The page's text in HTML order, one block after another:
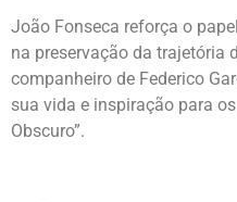
João Fonseca reforça o
na preservação da trajetória
companheiro de Federico
sua vida e inspiração para
Obscuro”.